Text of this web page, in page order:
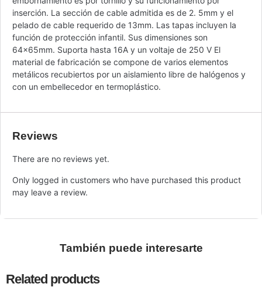
inserción. La sección de cable admitida es de 2. 5mm y el
pelado de cable requerido de 13mm. Las tapas incluyen la
función de protección infantil. Sus dimensiones son
64x65mm. Suporta hasta 16A y un voltaje de 250 V El
material de fabricación se compone de varios elementos
metálicos recubiertos por un aislamiento libre de halógenos y
con un embellecedor en termoplástico.
Reviews
There are no reviews yet.
Only logged in customers who have purchased this product
may leave a review.
También puede interesarte
Related products